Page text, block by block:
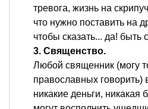
тревога, жизнь на
что нужно поставить на
чтобы сказать... да! быть
3. Священство.
Любой священник (могу
православных говорить)
никакие деньги, никакая